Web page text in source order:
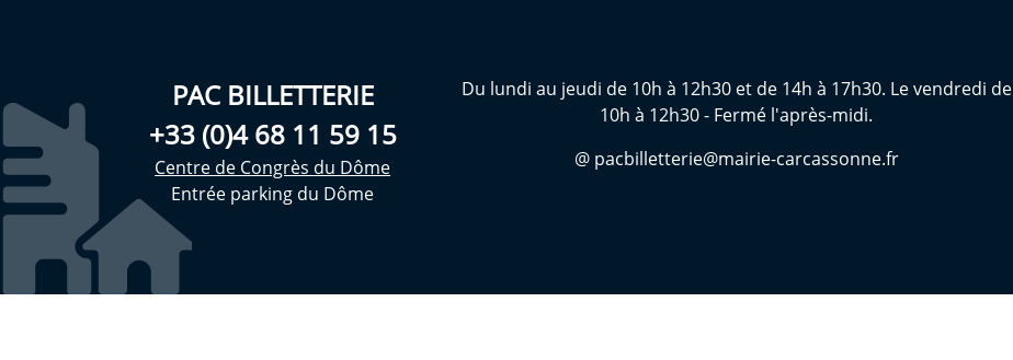
PAC BILLETTERIE
+33 (0)4 68 11 59 15
Centre de Congrès du Dôme
Entrée parking du Dôme
Du lundi au jeudi de 10h à 12h30 et de 14h à 17h30. Le vendredi de
10h à 12h30 - Fermé l'après-midi.
@ pacbilletterie@mairie-carcassonne.fr